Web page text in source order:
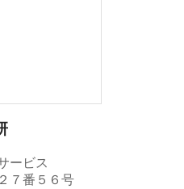
ービス
７番５６号